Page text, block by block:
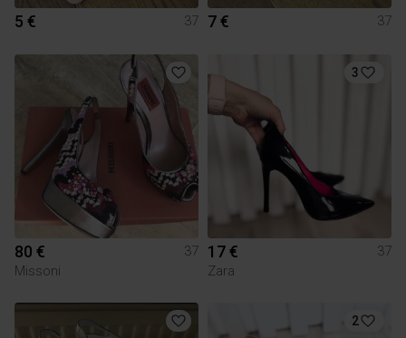
5 € 37 7 € 37
80 €
37
Missoni
3
17 €
37
Zara
2